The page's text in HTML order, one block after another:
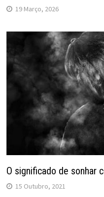
19 Março, 2026
O significado de sonhar
15 Outubro, 2021